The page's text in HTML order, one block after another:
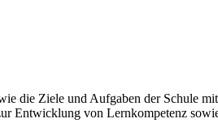
die Ziele und Aufgaben der Schule
Entwicklung von Lernkompetenz